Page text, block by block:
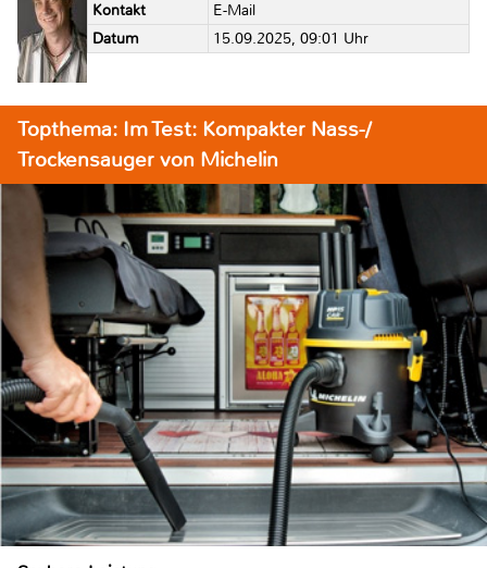
Kontakt
E-Mail
Datum
15.09.2025, 09:01 Uhr
Topthema: Im Test: Kompakter Nass-/
Trockensauger von Michelin